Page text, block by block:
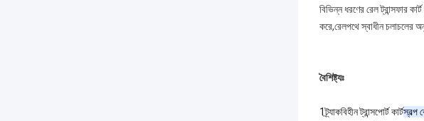
বিভিন্ন ধরণের রেল ট্রান্সফার
করে,রেলপথে স্বাধীন চলাচলের
বৈশিষ্ট্যঃ
1ট্র্যাকবিহীন ট্রান্সপোর্ট কার্টস্বল্প